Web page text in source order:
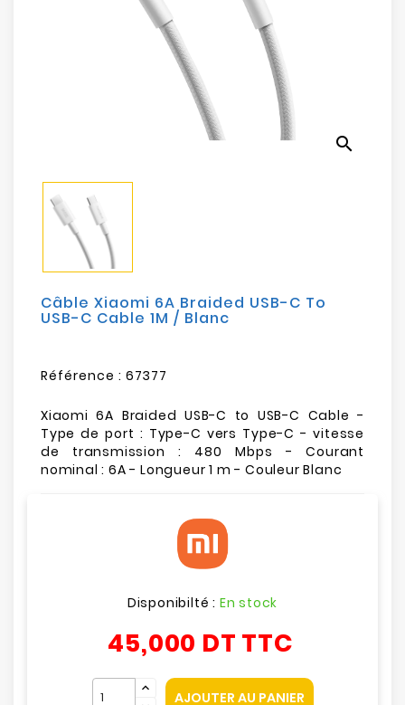
Sécurité
Mobilités
Loisirs
search
Câble Xiaomi 6A Braided USB-C To
USB-C Cable 1M / Blanc
Référence : 67377
Xiaomi 6A Braided USB-C to USB-C Cable -
Type de port : Type-C vers Type-C - vitesse
de transmission : 480 Mbps - Courant
nominal : 6A - Longueur 1 m - Couleur Blanc
Disponibilté : En stock
45,000 DT TTC
AJOUTER AU PANIER